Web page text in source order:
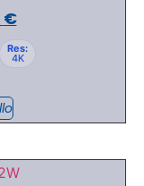
€
Res:
4K